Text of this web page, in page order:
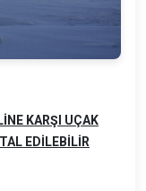
KARŞI UÇAK
EDİLEBİLİR